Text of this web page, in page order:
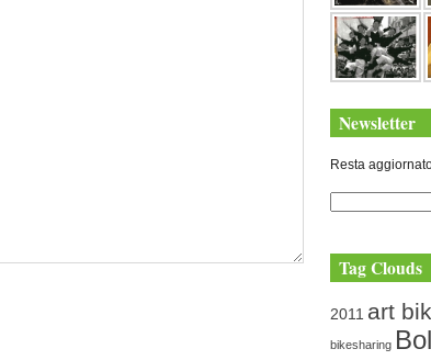
Newsletter
Resta
Tag Clouds
2011 art
bikesharing